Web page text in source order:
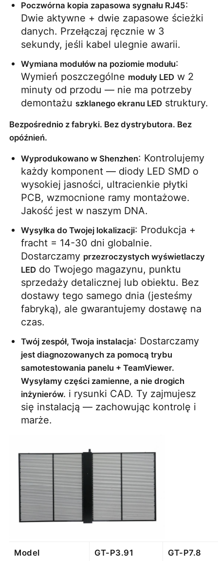
Poczwórna kopia zapasowa sygnału RJ45:
Dwie aktywne + dwie zapasowe ścieżki
danych. Przełączaj ręcznie w 3
sekundy, jeśli kabel ulegnie awarii.
Wymiana modułów na poziomie modułu:
Wymień poszczególne moduły LED w 2
minuty od przodu — nie ma potrzeby
demontażu szklanego ekranu LED struktury.
Bezpośrednio z fabryki. Bez dystrybutora. Bez
opóźnień.
Wyprodukowano w Shenzhen: Kontrolujemy
każdy komponent — diody LED SMD o
wysokiej jasności, ultracienkie płytki
PCB, wzmocnione ramy montażowe.
Jakość jest w naszym DNA.
Wysyłka do Twojej lokalizacji: Produkcja +
fracht = 14-30 dni globalnie.
Dostarczamy przezroczystych wyświetlaczy
LED do Twojego magazynu, punktu
sprzedaży detalicznej lub obiektu. Bez
dostawy tego samego dnia (jesteśmy
fabryką), ale gwarantujemy dostawę na
czas.
Twój zespół, Twoja instalacja
jest diagnozowanych za pomocą trybu
samotestowania panelu + TeamViewer.
Wysyłamy części zamienne, a nie drogich
inżynierów. i rysunki CAD. Ty zajmujesz
się instalacją — zachowując kontrolę i
marże.
Model GT-P3.91 GT-P7.8